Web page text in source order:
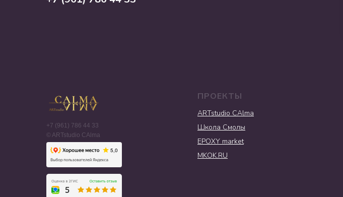
ПРОЕКТЫ
ARTstudio CAlma
Школа Смолы
EPOXY market
MKOK.RU
© ARTstudio CAlma
+7 (961) 786 44 33